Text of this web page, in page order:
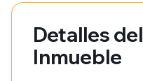
Detalles del
Inmueble